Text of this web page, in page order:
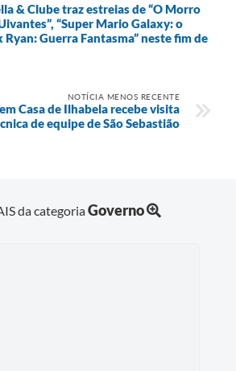
& Clube traz estreias de “O Morro
“Super Mario Galaxy: o
Ryan: Guerra Fantasma” neste fim de
NOTÍCIA MENOS RECENTE
Casa de Ilhabela recebe visita
de equipe de São Sebastião
da categoriaGoverno